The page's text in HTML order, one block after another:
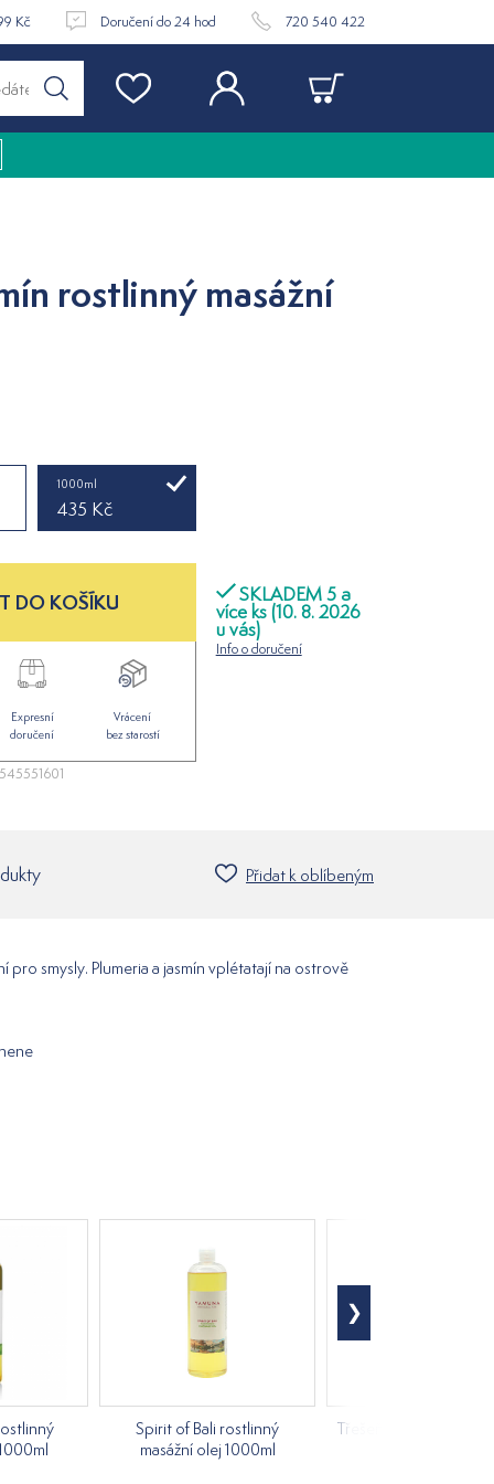
Kč Doručení do 24 hod 720 540 422
rostlinný masážní
1000ml
435 Kč
SKLADEM 5 a
více ks (10. 8. 2026
u vás)
Info o doručení
DO KOŠÍKU
Expresní
doručení
Vrácení
bez starostí
Přidat k oblíbeným
pro smysly. Plumeria a jasmín vplétatají na ostrově
Spirit of Bali rostlinný
masážní olej 1000ml
Třešeň rostlinný